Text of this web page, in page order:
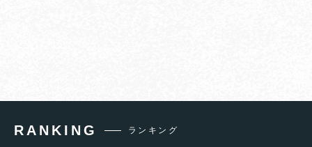
RANKING ランキング